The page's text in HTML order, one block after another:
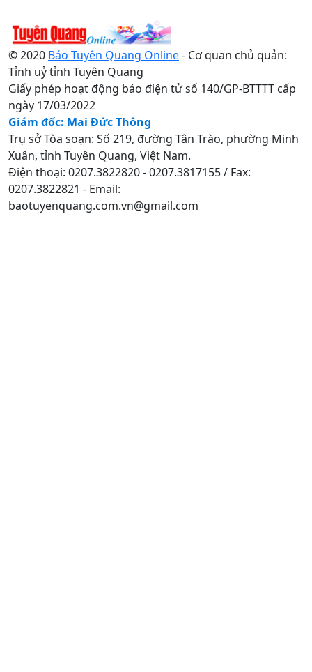
© 2020 Báo Tuyên Quang Online- Cơ quan chủ quản:
Tỉnh uỷ tỉnh Tuyên Quang
Giấy phép hoạt động báo điện tử số 140/GP-BTTTT cấp
ngày 17/03/2022
Giám đốc: Mai Đức Thông
Trụ sở Tòa soạn: Số 219, đường Tân Trào, phường Minh
Xuân, tỉnh Tuyên Quang, Việt Nam.
Điện thoại: 0207.3822820 - 0207.3817155 / Fax:
0207.3822821 - Email:
baotuyenquang.com.vn@gmail.com